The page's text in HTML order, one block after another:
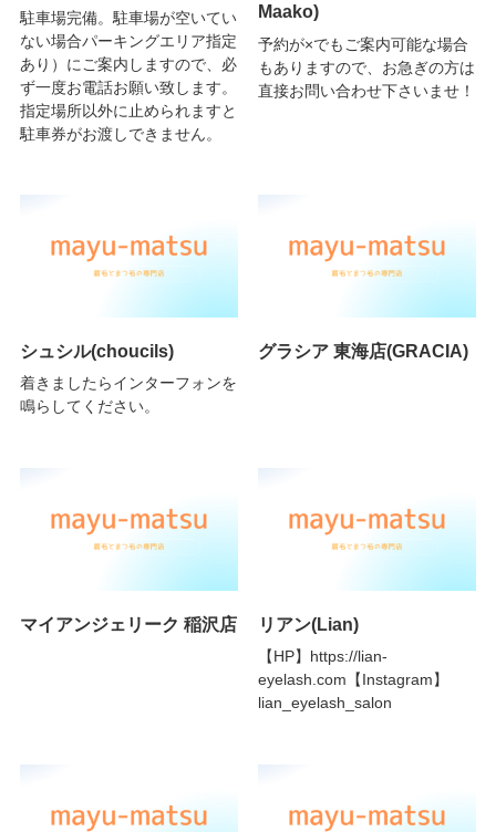
駐車場完備。駐車場が空いてい
ない場合パーキングエリア指定
あり）にご案内しますので、必
ず一度お電話お願い致します。
指定場所以外に止められますと
駐車券がお渡しできません。
Maako)
予約が×でもご案内可能な場合
もありますので、お急ぎの方は
直接お問い合わせ下さいませ！
シュシル(choucils)
着きましたらインターフォンを
鳴らしてください。
グラシア 東海店(GRACIA)
マイアンジェリーク 稲沢店 リアン(Lian)
【HP】https://lian-
eyelash.com【Instagram】
lian_eyelash_salon